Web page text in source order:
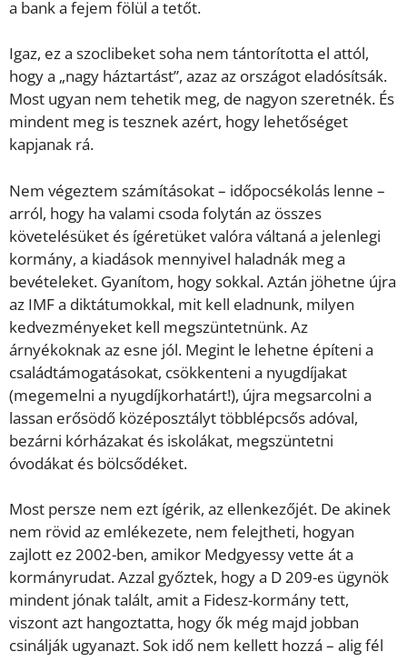
a bank a fejem fölül a tetőt.
Igaz, ez a szoclibeket soha nem tántorította el attól,
hogy a „nagy háztartást”, azaz az országot eladósítsák.
Most ugyan nem tehetik meg, de nagyon szeretnék. És
mindent meg is tesznek azért, hogy lehetőséget
kapjanak rá.
Nem végeztem számításokat – időpocsékolás lenne –
arról, hogy ha valami csoda folytán az összes
követelésüket és ígéretüket valóra váltaná a jelenlegi
kormány, a kiadások mennyivel haladnák meg a
bevételeket. Gyanítom, hogy sokkal. Aztán jöhetne újra
az IMF a diktátumokkal, mit kell eladnunk, milyen
kedvezményeket kell megszüntetnünk. Az
árnyékoknak az esne jól. Megint le lehetne építeni a
családtámogatásokat, csökkenteni a nyugdíjakat
(megemelni a nyugdíjkorhatárt!), újra megsarcolni a
lassan erősödő középosztályt többlépcsős adóval,
bezárni kórházakat és iskolákat, megszüntetni
óvodákat és bölcsődéket.
Most persze nem ezt ígérik, az ellenkezőjét. De akinek
nem rövid az emlékezete, nem felejtheti, hogyan
zajlott ez 2002-ben, amikor Medgyessy vette át a
kormányrudat. Azzal győztek, hogy a D 209-es ügynök
mindent jónak talált, amit a Fidesz-kormány tett,
viszont azt hangoztatta, hogy ők még majd jobban
csinálják ugyanazt. Sok idő nem kellett hozzá – alig fél